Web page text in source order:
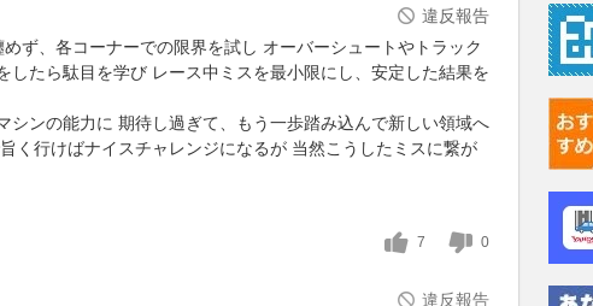
違反報告
ず、各コーナーでの限界を試し オーバーシュートやトラック
したら駄目を学び レース中ミスを最小限にし、安定した結果を
シンの能力に 期待し過ぎて、もう一歩踏み込んで新しい領域へ
く行けばナイスチャレンジになるが 当然こうしたミスに繋が
7 0
違反報告